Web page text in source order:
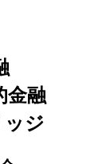
金融
ッジ